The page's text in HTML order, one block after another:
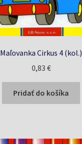
Maľovanka Cirkus 4 (kol.)
0,83 €
Pridať do košíka